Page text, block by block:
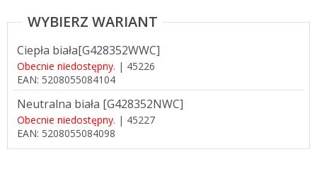
Ciepła biała[G428352WWC]
Obecnie niedostępny. | 45226
EAN: 5208055084104
Neutralna biała [G428352NWC]
Obecnie niedostępny. | 45227
EAN: 5208055084098